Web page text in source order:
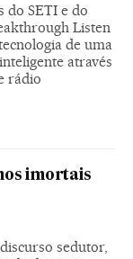
do SETI e do
Listen
de uma
através
rádio
imortais
sedutor,